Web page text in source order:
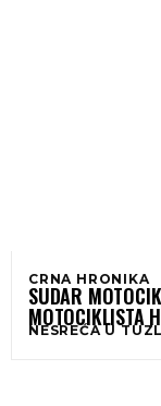
CRNA HRONIKA
SUDAR
MOTOCIKLISTA
NESREĆA U